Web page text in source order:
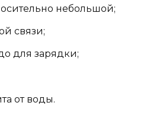
небольшой;
связи;
для зарядки;
от воды.